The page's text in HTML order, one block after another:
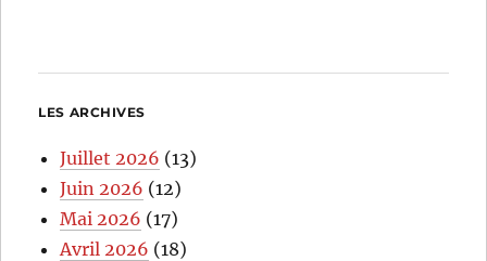
LES ARCHIVES
Juillet 2026 (13)
Juin 2026 (12)
Mai 2026 (17)
Avril 2026 (18)